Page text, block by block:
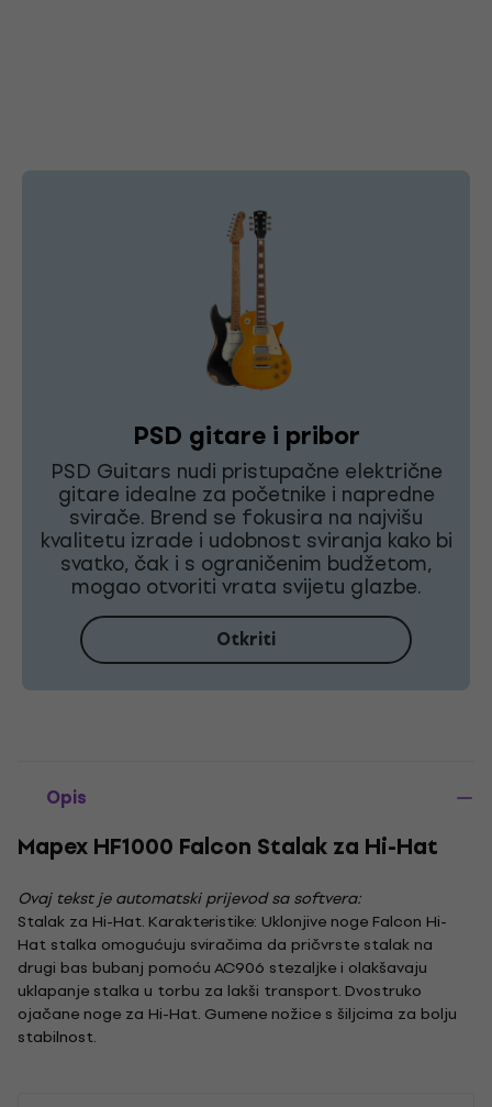
PSD gitare i pribor
PSD Guitars nudi pristupačne električne
gitare idealne za početnike i napredne
svirače. Brend se fokusira na najvišu
kvalitetu izrade i udobnost sviranja kako bi
svatko, čak i s ograničenim budžetom,
mogao otvoriti vrata svijetu glazbe.
Otkriti
Opis
Mapex HF1000 Falcon Stalak za Hi-Hat
Ovaj tekst je automatski prijevod sa softvera:
Stalak za Hi-Hat. Karakteristike: Uklonjive noge Falcon Hi-
Hat stalka omogućuju sviračima da pričvrste stalak na
drugi bas bubanj pomoću AC906 stezaljke i olakšavaju
uklapanje stalka u torbu za lakši transport. Dvostruko
ojačane noge za Hi-Hat. Gumene nožice s šiljcima za bolju
stabilnost.